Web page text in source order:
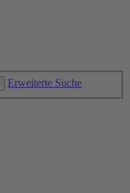
Erweiterte Suche